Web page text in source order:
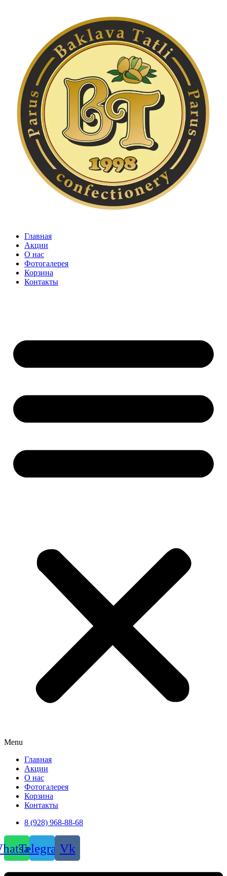
Главная
Акции
О нас
Фотогалерея
Корзина
Контакты
Menu
Главная
Акции
О нас
Фотогалерея
Корзина
Контакты
8 (928) 968-88-68
TelegramVk